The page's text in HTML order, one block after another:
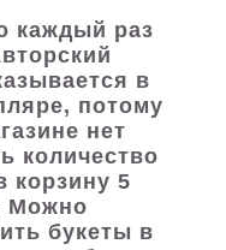
каждый раз
в
потому
нет
количество
корзину 5
Можно
букеты в